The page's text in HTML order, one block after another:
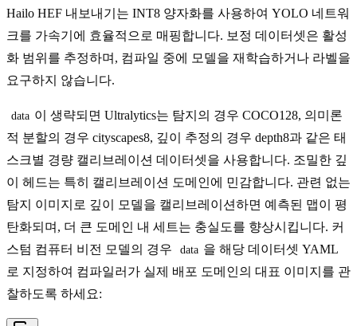
Hailo HEF 내보내기는 INT8 양자화를 사용하여 YOLO 네트워
크를 가속기에 효율적으로 매핑합니다. 보정 데이터셋은 활성
화 범위를 추정하며, 컴파일 중에 모델을 재학습하거나 라벨을
요구하지 않습니다.
data 이 생략되면 Ultralytics는 탐지의 경우 COCO128, 의미론
적 분할의 경우 cityscapes8, 깊이 추정의 경우 depth8과 같은 태
스크별 경량 캘리브레이션 데이터셋을 사용합니다. 조밀한 깊
이 헤드는 특히 캘리브레이션 도메인에 민감합니다. 관련 없는
탐지 이미지로 깊이 모델을 캘리브레이션하면 예측된 맵이 평
탄화되며, 더 큰 도메인 내 세트는 충실도를 향상시킵니다. 커
스텀 컴퓨터 비전 모델의 경우
data 을 해당 데이터셋 YAML
로 지정하여 컴파일러가 실제 배포 도메인의 대표 이미지를 관
찰하도록 하세요: